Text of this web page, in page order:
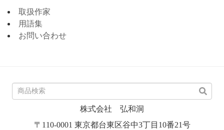
取扱作家
用語集
お問い合わせ
株式会社 弘和洞
〒110-0001 東京都台東区谷中3丁目10番21号